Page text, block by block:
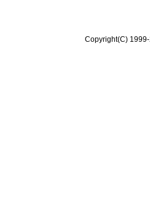
Copyright(C)